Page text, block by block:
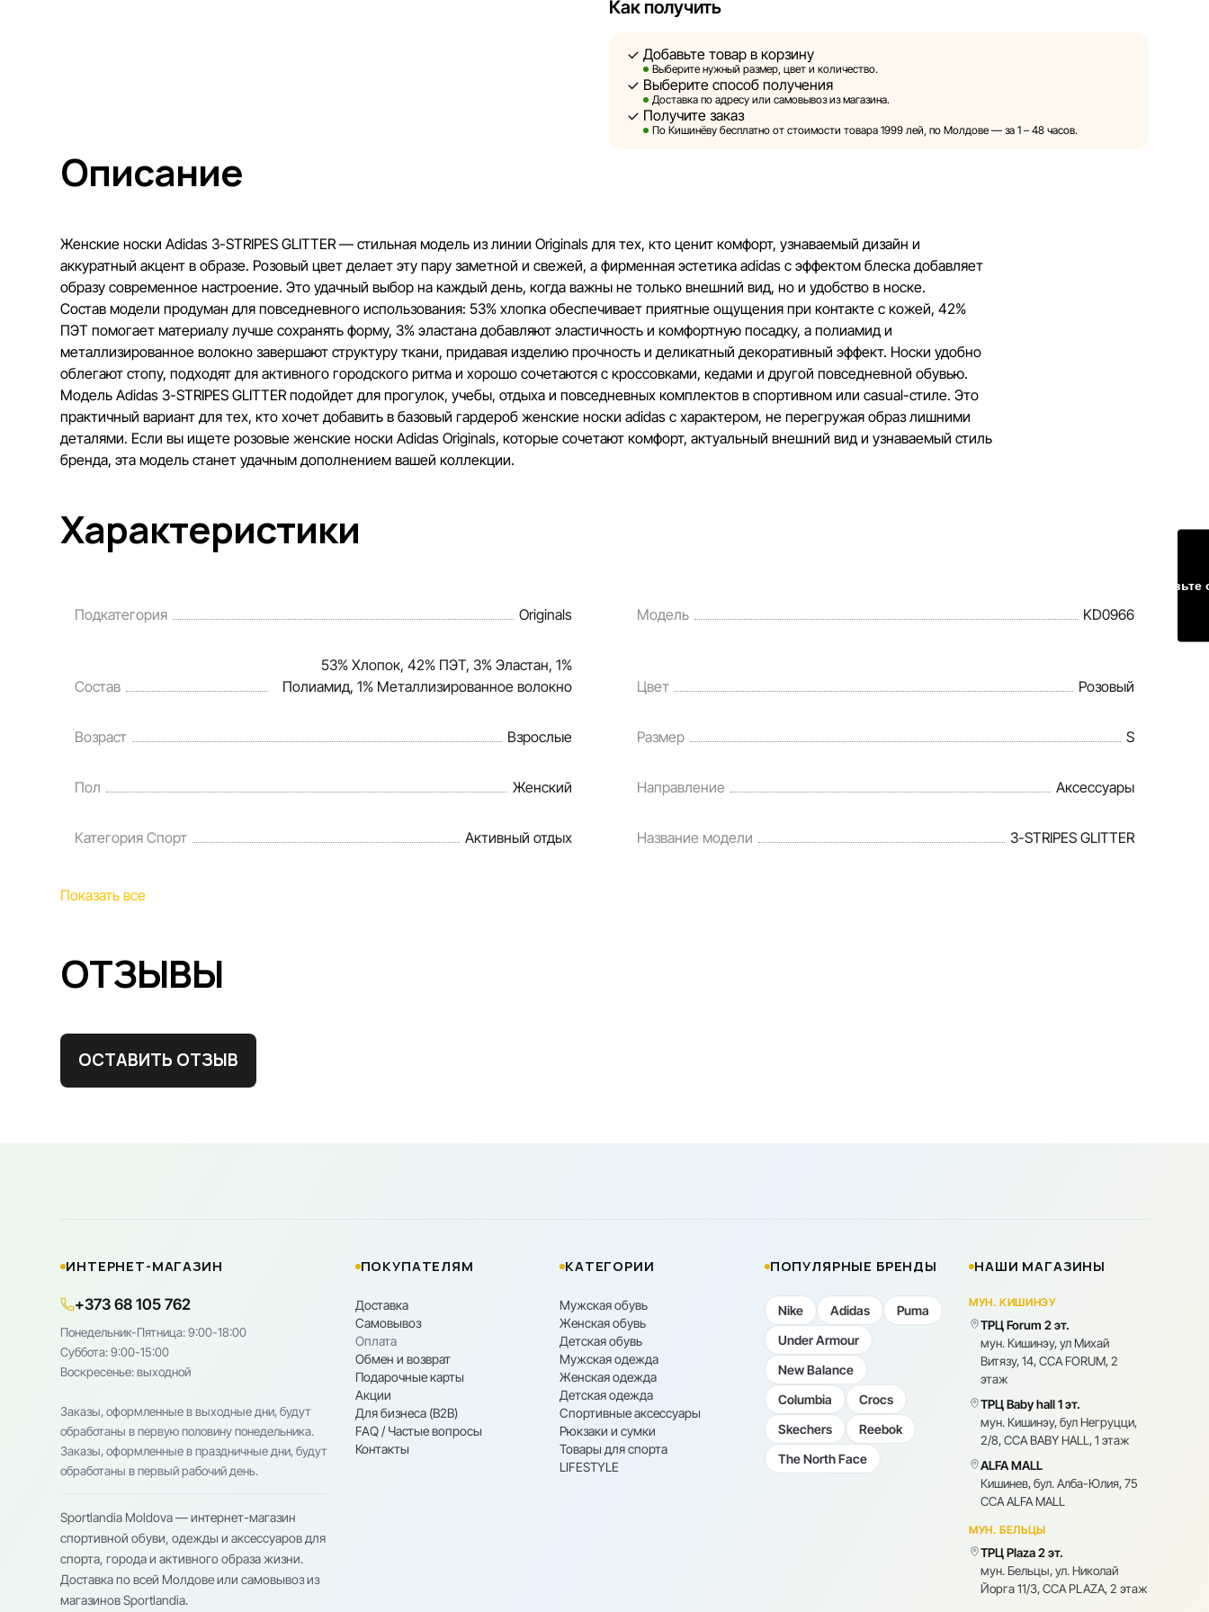
Sportlandia оставляет за собой право в одностороннем порядке и без
предварительного уведомления вносить изменения в описания, характеристики
и потребительские свойства товаров. Изображения, представленные на сайте,
являются смоделированными и служат исключительно для иллюстрации. Общая
информация о товарах предоставляется в ознакомительных целях.
Наша команда регулярно проверяет и обновляет информацию на сайте, чтобы
своевременно выявлять и исправлять возможные ошибки в кратчайшие
разумные сроки.
Как получить
Добавьте товар в корзину
Выберите нужный размер, цвет и количество.
Выберите способ получения
Доставка по адресу или самовывоз из магазина.
Получите заказ
По Кишинёву бесплатно от стоимости товара 1999 лей, по Молдове — за 1 – 48 часов.
Описание
Женские носки Adidas 3-STRIPES GLITTER — стильная модель из линии Originals для тех, кто ценит комфорт, узнаваемый дизайн и
аккуратный акцент в образе. Розовый цвет делает эту пару заметной и свежей, а фирменная эстетика adidas с эффектом блеска добавляет
образу современное настроение. Это удачный выбор на каждый день, когда важны не только внешний вид, но и удобство в носке.
Состав модели продуман для повседневного использования: 53% хлопка обеспечивает приятные ощущения при контакте с кожей, 42%
ПЭТ помогает материалу лучше сохранять форму, 3% эластана добавляют эластичность и комфортную посадку, а полиамид и
металлизированное волокно завершают структуру ткани, придавая изделию прочность и деликатный декоративный эффект. Носки удобно
облегают стопу, подходят для активного городского ритма и хорошо сочетаются с кроссовками, кедами и другой повседневной обувью.
Модель Adidas 3-STRIPES GLITTER подойдет для прогулок, учебы, отдыха и повседневных комплектов в спортивном или casual-стиле. Это
практичный вариант для тех, кто хочет добавить в базовый гардероб женские носки adidas с характером, не перегружая образ лишними
деталями. Если вы ищете розовые женские носки Adidas Originals, которые сочетают комфорт, актуальный внешний вид и узнаваемый стиль
бренда, эта модель станет удачным дополнением вашей коллекции.
Характеристики
Подкатегория Originals Модель KD0966
Состав
53% Хлопок, 42% ПЭТ, 3% Эластан, 1%
Полиамид, 1% Металлизированное волокно
Цвет Розовый
Возраст Взрослые Размер S
Пол Женский Направление Аксессуары
Категория Спорт Активный отдых Название модели 3-STRIPES GLITTER
Показать все
ОТЗЫВЫ
ОСТАВИТЬ ОТЗЫВ
Оставьте
ИНТЕРНЕТ-МАГАЗИН
+373 68 105 762
Понедельник-Пятница: 9:00-18:00
Cуббота: 9:00-15:00
Воскресенье: выходной
Заказы, оформленные в выходные дни, будут
обработаны в первую половину понедельника.
Заказы, оформленные в праздничные дни, будут
обработаны в первый рабочий день.
Sportlandia Moldova — интернет-магазин
спортивной обуви, одежды и аксессуаров для
спорта, города и активного образа жизни.
Доставка по всей Молдове или самовывоз из
магазинов Sportlandia.
ПОКУПАТЕЛЯМ
Доставка
Самовывоз
Оплата
Обмен и возврат
Подарочные карты
Акции
Для бизнеса (B2B)
FAQ / Частые вопросы
Контакты
КАТЕГОРИИ
Мужская обувь
Женская обувь
Детская обувь
Мужская одежда
Женская одежда
Детская одежда
Спортивные аксессуары
Рюкзаки и сумки
Товары для спорта
LIFESTYLE
ПОПУЛЯРНЫЕ БРЕНДЫ
Nike Adidas
Puma
Under Armour
New Balance
Columbia
Crocs
Skechers
Reebok
The North Face
НАШИ МАГАЗИНЫ
МУН. КИШИНЭУ
ТРЦ Forum 2 эт.
мун. Кишинэу, ул Михай
Витязу, 14, CCA FORUM, 2
этаж
ТРЦ Baby hall 1 эт.
мун. Кишинэу, бул Негруцци,
2/8, CCA BABY HALL, 1 этаж
ALFA MALL
Кишинев, бул. Алба-Юлия, 75
CCA ALFA MALL
МУН. БЕЛЬЦЫ
ТРЦ Plaza 2 эт.
мун. Бельцы, ул. Николай
Йорга 11/3, CCA PLAZA, 2 этаж